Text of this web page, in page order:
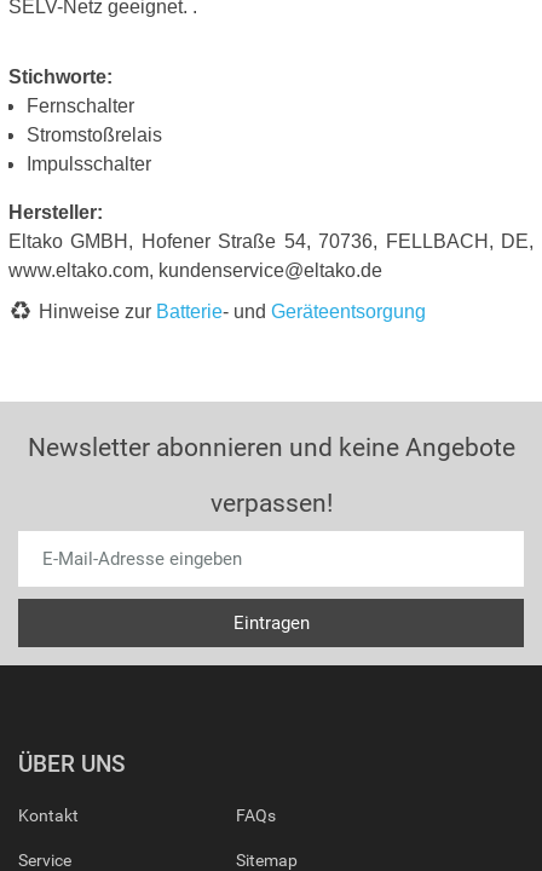
SELV-Netz geeignet. .
Stichworte:
Fernschalter
Stromstoßrelais
Impulsschalter
Hersteller:
Eltako GMBH, Hofener Straße 54, 70736, FELLBACH, DE,
www.eltako.com, kundenservice@eltako.de
Hinweise zur Batterie- und Geräteentsorgung
Newsletter abonnieren und keine Angebote
verpassen!
ÜBER UNS
Kontakt
Service
FAQs
Sitemap